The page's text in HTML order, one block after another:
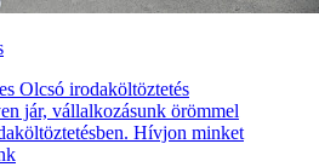
Olcsó irodaköltöztetés
jár, vállalkozásunk örömmel
Hívjon minket